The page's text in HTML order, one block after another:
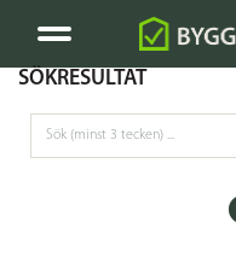
SÖKRESULTAT